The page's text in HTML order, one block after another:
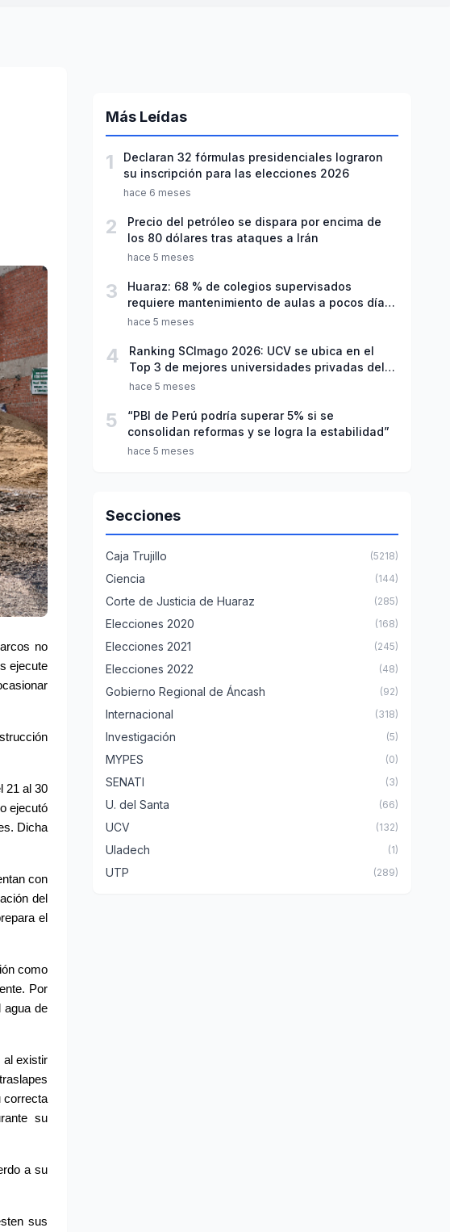
no
ejecute
21 al 30
ejecutó
Dicha
con
del
el
como
Por
agua de
al existir
correcta
su
a su
sus
Más Leídas
1
Declaran 32 fórmulas presidenciales lograron
su inscripción para las elecciones 2026
hace 6 meses
2
Precio del petróleo se dispara por encima de
los 80 dólares tras ataques a Irán
hace 5 meses
3
Huaraz: 68 % de colegios supervisados
requiere mantenimiento de aulas a pocos días
de inicio del año escolar 2026
hace 5 meses
4
Ranking SCImago 2026: UCV se ubica en el
Top 3 de mejores universidades privadas del
Perú
hace 5 meses
5
“PBI de Perú podría superar 5% si se
consolidan reformas y se logra la estabilidad”
hace 5 meses
Secciones
Caja Trujillo (5218)
Ciencia (144)
Corte de Justicia de Huaraz (285)
Elecciones 2020 (168)
Elecciones 2021 (245)
Elecciones 2022 (48)
Gobierno Regional de Áncash (92)
Internacional (318)
Investigación (5)
MYPES (0)
SENATI (3)
U. del Santa (66)
UCV (132)
Uladech (1)
UTP (289)